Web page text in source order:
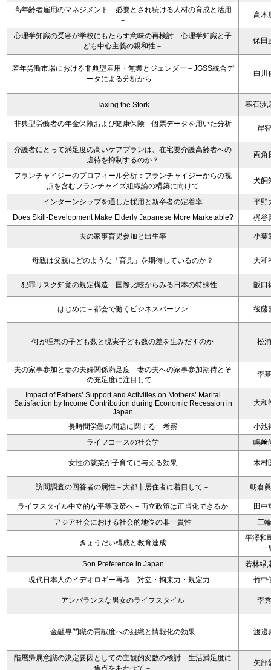
高年齢者雇用のマネジメント－必要とされ続ける人材の育成と活用
－
高木
心理学知識の受容が学校にもたらす意味の再検討－心理学知識と子
ども中心主義の親和性－
保田
若年労働市場における非典型雇用・無業とジェンダー－JGSS統合デ
ータによる分析から－
白川
Taxing the Stork 暮石渉,
非典型労働者の年金保険および健康保険－個票データを用いた分析
－
岸
介護者にとって満足度の高いケアプランは、在宅要介護高齢者への
虐待を抑制するのか？
両角
フランチャイジーのプロフィール分析：フランチャイジーからの視
点を含むフランチャイズ組織論の構築に向けて
犬飼
インターンシップを通した採用と新卒者の定着率
平野
Does Skill-Development Make Elderly Japanese More Marketable?
梶谷
夫の家事育児参加と出生率 小葉
母親は父親にどのような「育児」を期待しているのか？ 大和
犯罪リスク知覚の規定構造－国際比較からみる日本の特殊性－ 阪口
はじめに－都会で働くビジネスパーソン 後藤
何が理想の子ども数と現実子ども数の差を生みだすのか 松
夫の家事参加と妻の夫婦関係満足度－妻の夫への家事参加期待とそ
の充足度に注目して－
李
Impact of Fathers’ Support and Activities on Mothers’ Marital
Satisfaction by Income Contribution during Economic Recession in
Japan
大和
長時間労働の問題に関する一考察
小池
ライフコースの社会学
嶋﨑
女性の就業が子育てに与える効果 木村
訪問調査の回答者の属性－大都市居住者に着目して－ 朝倉
ライフスタイル中立的な平等政策へ－両立政策は正当化できるか
田中
アジア社会における社会的地位の非一貫性
三
きょうだい構成と教育達成
平澤和
一
Son Preference in Japan
若林緑,
現代日本人のイデオロギー再考－対立・拘束力・規定力－
竹中
アンバランスな男女のライフスタイル 李
金融専門職の貢献度への組織と情報化の効果 渡邊
階層帰属意識の決定要因としての主観的変数の検討－生活満足度に
焦点をあわせて－
矢部